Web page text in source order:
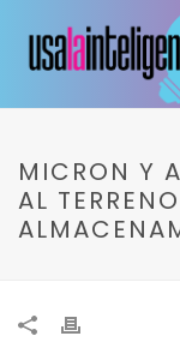
MICRON Y
AL